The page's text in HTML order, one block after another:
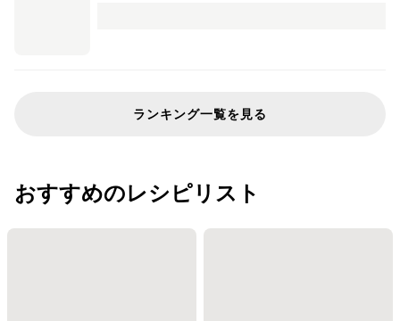
ランキング一覧を見る
おすすめのレシピリスト